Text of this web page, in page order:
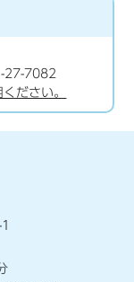
27-7082
ださい。